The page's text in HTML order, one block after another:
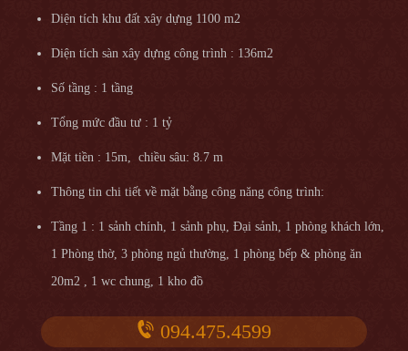
Diện tích khu đất xây dựng 1100 m2
Diện tích sàn xây dựng công trình : 136m2
Số tầng : 1 tầng
Tổng mức đầu tư : 1 tỷ
Mặt tiền : 15m, chiều sâu: 8.7 m
Thông tin chi tiết về mặt bằng công năng công trình:
Tầng 1 : 1 sảnh chính, 1 sảnh phụ, Đại sảnh, 1 phòng khách lớn,
1 Phòng thờ, 3 phòng ngủ thường, 1 phòng bếp & phòng ăn
20m2 , 1 wc chung, 1 kho đồ
094.475.4599